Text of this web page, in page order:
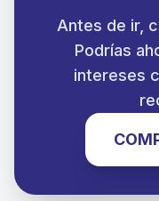
Antes de ir,
Podrías
intereses